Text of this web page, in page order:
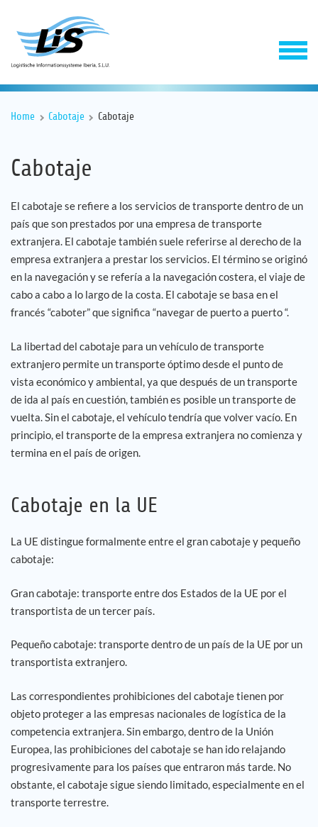
Software
Servicios
Empresa
Empleo
Referencias
Noticias
Home Cabotaje Cabotaje
Cabotaje
El cabotaje se refiere a los servicios de transporte dentro de un
país que son prestados por una empresa de transporte
extranjera. El cabotaje también suele referirse al derecho de la
empresa extranjera a prestar los servicios. El término se originó
en la navegación y se refería a la navegación costera, el viaje de
cabo a cabo a lo largo de la costa. El cabotaje se basa en el
francés “caboter” que significa “navegar de puerto a puerto “.
La libertad del cabotaje para un vehículo de transporte
extranjero permite un transporte óptimo desde el punto de
vista económico y ambiental, ya que después de un transporte
de ida al país en cuestión, también es posible un transporte de
vuelta. Sin el cabotaje, el vehículo tendría que volver vacío. En
principio, el transporte de la empresa extranjera no comienza y
termina en el país de origen.
Cabotaje en la UE
La UE distingue formalmente entre el gran cabotaje y pequeño
cabotaje:
Gran cabotaje: transporte entre dos Estados de la UE por el
transportista de un tercer país.
Pequeño cabotaje: transporte dentro de un país de la UE por un
transportista extranjero.
Las correspondientes prohibiciones del cabotaje tienen por
objeto proteger a las empresas nacionales de logística de la
competencia extranjera. Sin embargo, dentro de la Unión
Europea, las prohibiciones del cabotaje se han ido relajando
progresivamente para los países que entraron más tarde. No
obstante, el cabotaje sigue siendo limitado, especialmente en el
transporte terrestre.